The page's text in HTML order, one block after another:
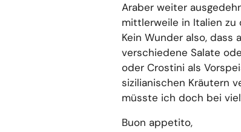
Araber weiter
mittlerweile in Italien zu
Kein Wunder also, dass
verschiedene Salate
oder Crostini als
sizilianischen Kräutern
müsste ich doch bei
Buon appetito,